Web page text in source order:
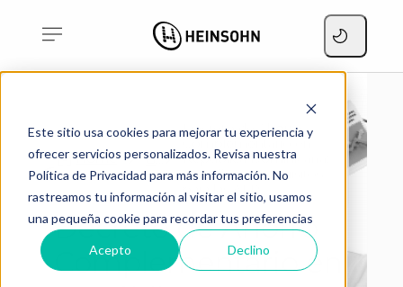
Este sitio usa cookies para mejorar tu experiencia y
ofrecer servicios personalizados. Revisa nuestra
Política de Privacidad para más información. No
rastreamos tu información al visitar el sitio, usamos
una pequeña cookie para recordar tus preferencias
Acepto Declino
Home Blog
Decreto de Ahorro
Complementario en
República Dominicana:
Beneficios y requisitos
para las AFP
Decreto de Ahorro
Complementario en